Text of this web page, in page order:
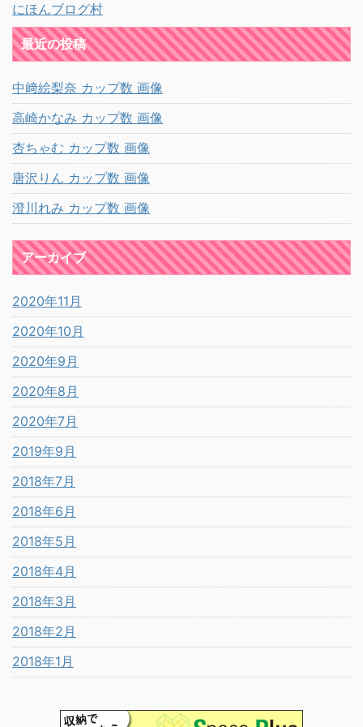
にほんブログ村
最近の投稿
中﨑絵梨奈 カップ数 画像
高崎かなみ カップ数 画像
杏ちゃむ カップ数 画像
唐沢りん カップ数 画像
澄川れみ カップ数 画像
アーカイブ
2020年11月
2020年10月
2020年9月
2020年8月
2020年7月
2019年9月
2018年7月
2018年6月
2018年5月
2018年4月
2018年3月
2018年2月
2018年1月